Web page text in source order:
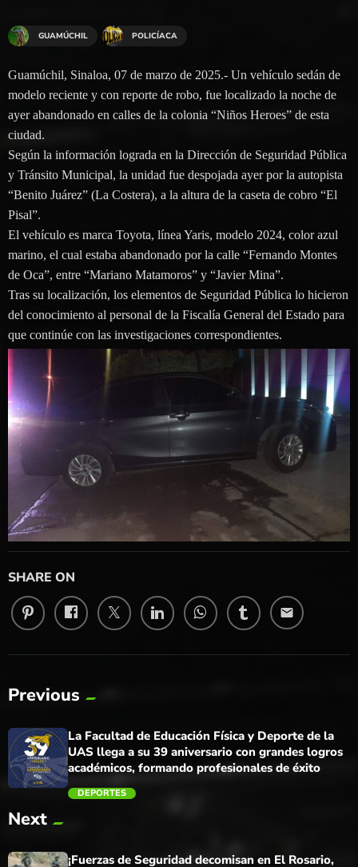
GUAMÚCHIL POLICÍACA
Guamúchil, Sinaloa, 07 de marzo de 2025.- Un vehículo sedán de
modelo reciente y con reporte de robo, fue localizado la noche de
ayer abandonado en calles de la colonia “Niños Heroes” de esta
ciudad.
Según la información lograda en la Dirección de Seguridad Pública
y Tránsito Municipal, la unidad fue despojada ayer por la autopista
“Benito Juárez” (La Costera), a la altura de la caseta de cobro “El
Pisal”.
El vehículo es marca Toyota, línea Yaris, modelo 2024, color azul
marino, el cual estaba abandonado por la calle “Fernando Montes
de Oca”, entre “Mariano Matamoros” y “Javier Mina”.
Tras su localización, los elementos de Seguridad Pública lo hicieron
del conocimiento al personal de la Fiscalía General del Estado para
que continúe con las investigaciones correspondientes.
SHARE ON
email
Previous
La Facultad de Educación Física y Deporte de la
UAS llega a su 39 aniversario con grandes logros
académicos, formando profesionales de éxito
DEPORTES
Next
¡Fuerzas de Seguridad decomisan en El Rosario,